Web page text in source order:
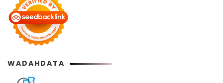
WADAHDATA